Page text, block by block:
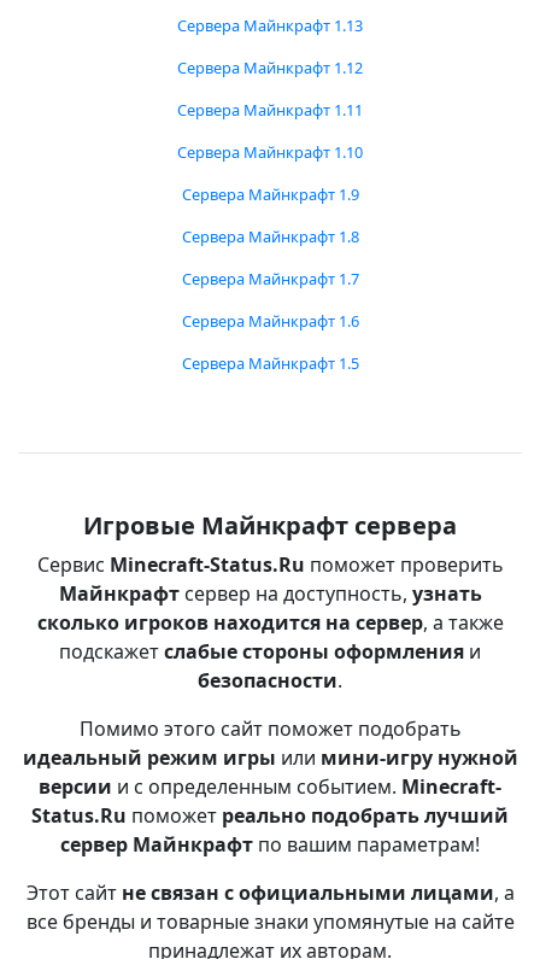
Сервера Майнкрафт 1.13
Сервера Майнкрафт 1.12
Сервера Майнкрафт 1.11
Сервера Майнкрафт 1.10
Сервера Майнкрафт 1.9
Сервера Майнкрафт 1.8
Сервера Майнкрафт 1.7
Сервера Майнкрафт 1.6
Сервера Майнкрафт 1.5
Игровые Майнкрафт сервера
Сервис Minecraft-Status.Ru поможет проверить
Майнкрафтсервер на доступность, узнать
сколько игроков находится на сервер, а также
подскажетслабые стороны оформления и
безопасности.
Помимо этого сайт поможет подобрать
идеальный режим игры или мини-игру нужной
версии и с определенным событием. Minecraft-
Status.Ru поможет реально подобрать лучший
сервер Майнкрафт по вашим параметрам!
Этот сайт не связан с официальными лицами, а
все бренды и товарные знаки упомянутые на сайте
принадлежат их авторам.